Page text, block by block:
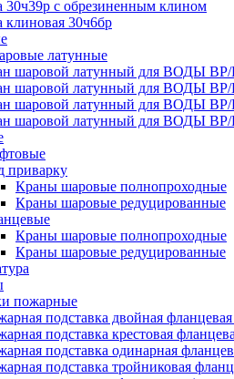
30ч39р с обрезиненным клином
клиновая 30ч6бр
латунные
шаровой латунный для ВОДЫ
шаровой латунный для ВОДЫ
шаровой латунный для ВОДЫ
шаровой латунный для ВОДЫ
приварку
Краны шаровые полнопроходные
Краны шаровые редуцированные
Краны шаровые полнопроходные
Краны шаровые редуцированные
пожарные
подставка двойная
подставка крестовая
подставка одинарная
подставка тройниковая